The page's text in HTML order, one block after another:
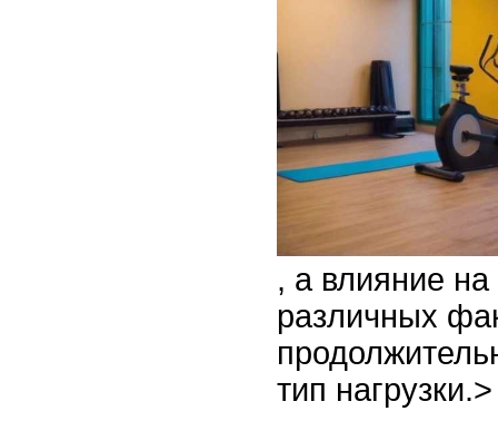
, а влияние на
различных
тип нагрузки.>